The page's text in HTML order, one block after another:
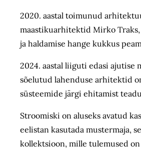
2020. aastal toimunud
maastikuarhitektid Mirko
ja haldamise hange kukkus
2024. aastal liiguti edasi ajutise
sõelutud lahenduse arhitektid
süsteemide järgi ehitamist
Stroomiski on aluseks avatud
eelistan kasutada mustermaja,
kollektsioon, mille tulemused